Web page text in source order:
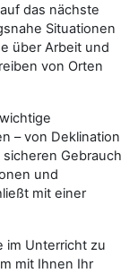
das nächste
Situationen
über Arbeit und
von Orten
– von Deklination
Gebrauch
und
mit einer
im Unterricht zu
mit Ihnen Ihr